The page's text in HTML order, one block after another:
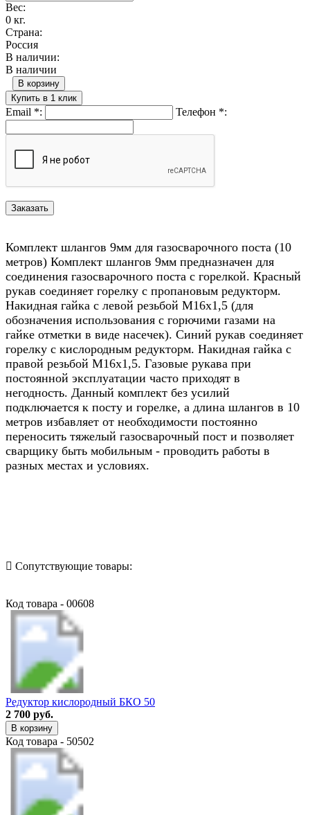
Вес:
0 кг.
Страна:
Россия
В наличии:
В наличии
В корзину
Купить в 1 клик
Email *: Телефон *:
Комплект шлангов 9мм для газосварочного поста (10
метров) Комплект шлангов 9мм предназначен для
соединения газосварочного поста с горелкой. Красный
рукав соединяет горелку с пропановым редукторм.
Накидная гайка с левой резьбой М16х1,5 (для
обозначения использования с горючими газами на
гайке отметки в виде насечек). Синий рукав соединяет
горелку с кислородным редукторм. Накидная гайка с
правой резьбой М16х1,5. Газовые рукава при
постоянной эксплуатации часто приходят в
негодность. Данный комплект без усилий
подключается к посту и горелке, а длина шлангов в 10
метров избавляет от необходимости постоянно
переносить тяжелый газосварочный пост и позволяет
сварщику быть мобильным - проводить работы в
разных местах и условиях.
Сопутствующие товары:
Код товара - 00608
Редуктор кислородный БКО 50
2 700 руб.
В корзину
Код товара - 50502